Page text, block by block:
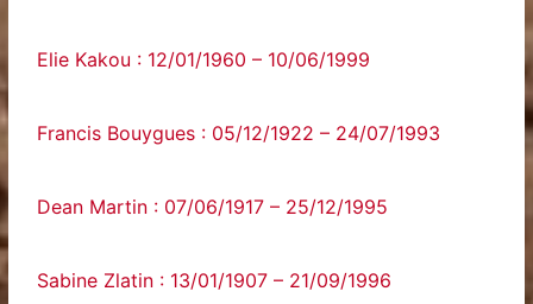
Elie Kakou : 12/01/1960 – 10/06/1999
Francis Bouygues : 05/12/1922 – 24/07/1993
Dean Martin : 07/06/1917 – 25/12/1995
Sabine Zlatin : 13/01/1907 – 21/09/1996